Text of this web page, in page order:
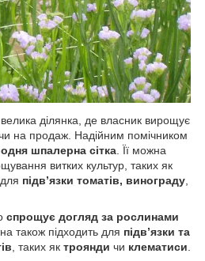
ділянка, де власник вирощує
на продаж. Надійним помічником
шпалерна сітка. Її можна
витких культур, таких як
підв’язки томатів, винограду,
спрощує догляд за рослинами
також підходить для підв’язки та
, таких як троянди чи клематиси.